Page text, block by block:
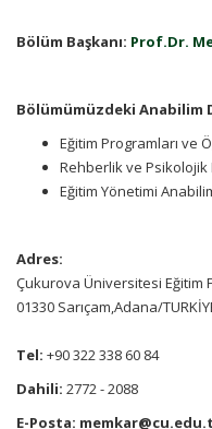
Bölüm Başkanı: Prof.Dr.
Bölümümüzdeki Anabilim
Eğitim Programları ve
Rehberlik ve Psikolojik
Eğitim Yönetimi
Adres:
Çukurova Üniversitesi Eğitim
01330 Sarıçam,Adana/
Tel: +90 322 338 60 84
Dahili: 2772 - 2088
E-Posta: